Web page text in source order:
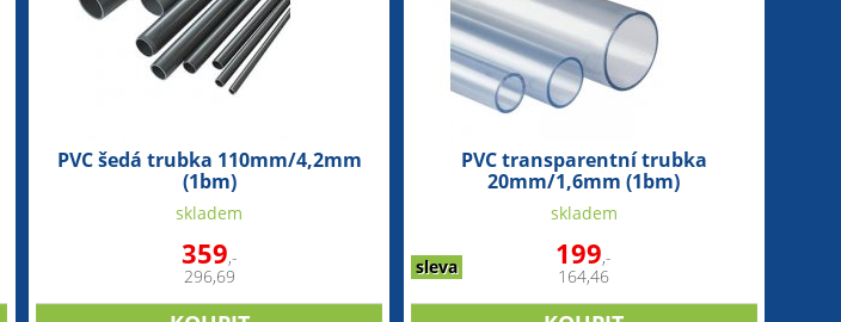
PVC šedá trubka 110mm/4,2mm
(1bm)
skladem
359,-
296,69
PVC transparentní trubka
20mm/1,6mm (1bm)
sleva
skladem
199,-
164,46